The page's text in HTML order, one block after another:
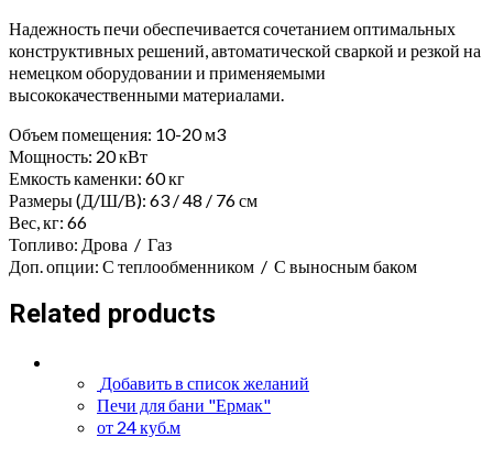
Надежность печи обеспечивается сочетанием оптимальных
конструктивных решений, автоматической сваркой и резкой на
немецком оборудовании и применяемыми
высококачественными материалами.
Объем помещения: 10-20 м3
Мощность: 20 кВт
Емкость каменки: 60 кг
Размеры (Д/Ш/В): 63 / 48 / 76 см
Вес, кг: 66
Топливо: Дрова / Газ
Доп. опции: С теплообменником / С выносным баком
Related products
Добавить в список желаний
Печи для бани "Ермак"
от 24 куб.м